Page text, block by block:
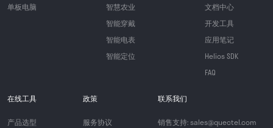
单板电脑
智慧农业
智能穿戴
智能电表
智能定位
文档中心
开发工具
应用笔记
Helios SDK
FAQ
在线工具
产品选型
政策
服务协议
联系我们
销售支持: sales@quectel.com